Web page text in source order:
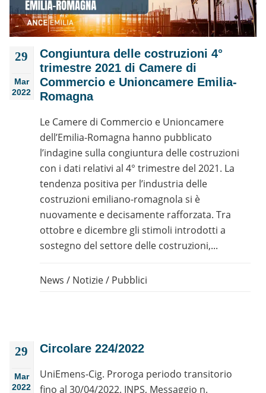
29
Mar
2022
Congiuntura delle costruzioni 4°
trimestre 2021 di Camere di
Commercio e Unioncamere Emilia-
Romagna
Le Camere di Commercio e Unioncamere
dell’Emilia-Romagna hanno pubblicato
l’indagine sulla congiuntura delle costruzioni
con i dati relativi al 4° trimestre del 2021. La
tendenza positiva per l’industria delle
costruzioni emiliano-romagnola si è
nuovamente e decisamente rafforzata. Tra
ottobre e dicembre gli stimoli introdotti a
sostegno del settore delle costruzioni,...
News / Notizie/ Pubblici
29
Mar
2022
Circolare 224/2022
UniEmens-Cig. Proroga periodo transitorio
fino al 30/04/2022. INPS, Messaggio n.